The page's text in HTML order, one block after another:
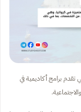
تقدم برامج أكاديمية في